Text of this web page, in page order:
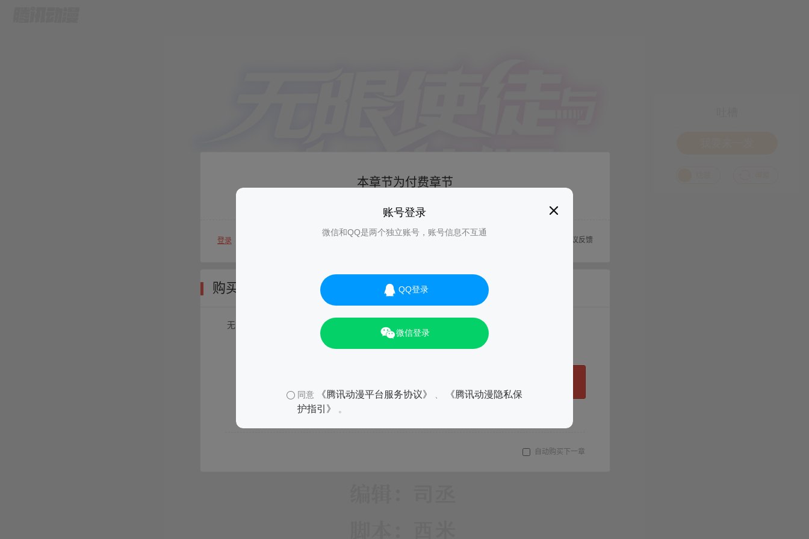
账号登录
微信和QQ是两个独立账号，账号信息不互通
QQ登录
微信登录
同意 《腾讯动漫平台服务协议》
《腾讯动漫隐私保
护指引》
。 01